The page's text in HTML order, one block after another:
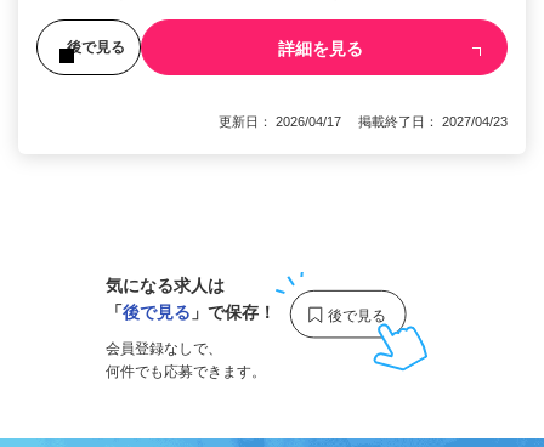
後で見る 詳細を見る
更新日： 2026/04/17 掲載終了日： 2027/04/23
気になる求人は
「後で見る 」で保存！
会員登録なしで、
何件でも応募できます。